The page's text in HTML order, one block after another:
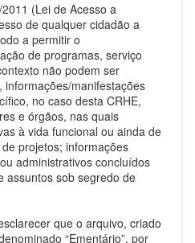
(Lei de Acesso a
de qualquer cidadão a
a permitir o
de programas, serviço
não podem ser
manifestações
no caso desta CRHE,
e órgãos, nas quais
à vida funcional ou ainda de
projetos; informações
administrativos concluídos
assuntos sob segredo de
que o arquivo, criado
“Ementário”, por